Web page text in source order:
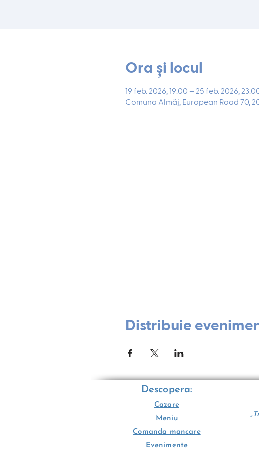
Ora și locul
19 feb. 2026, 19:00 – 25 feb. 2026,
Comuna Almăj, European Road 70,
Distribuie
Descopera:
Cazare
Meniu
Comanda mancare
Evenimente